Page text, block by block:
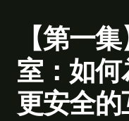
【第一
室：如
更安全